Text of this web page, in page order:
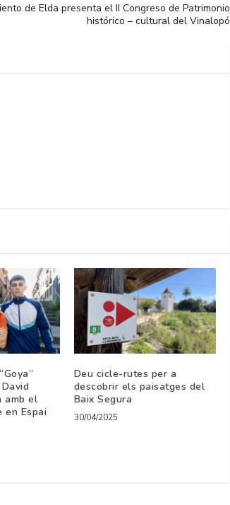
de Elda presenta el II Congreso de Patrimonio
histórico – cultural del Vinalopó
amb el
en Espai
Deu cicle-rutes per a
descobrir els paisatges del
Baix Segura
30/04/2025